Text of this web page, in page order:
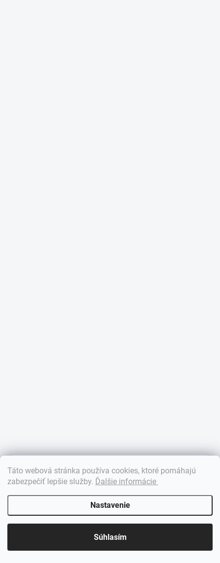
Táto webová stránka používa cookies, ktoré pomáhajú
zabezpečiť lepšie služby. Ďalšie informácie
Nastavenie
Súhlasím
Dobrý deň! 👋 Pomôžem vám nájsť správny diel. Napíšte mi.